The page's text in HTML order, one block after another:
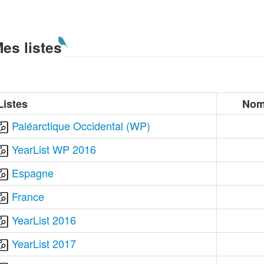
listes
Paléarctique Occidental (WP)
YearList WP 2016
Espagne
France
YearList 2016
YearList 2017